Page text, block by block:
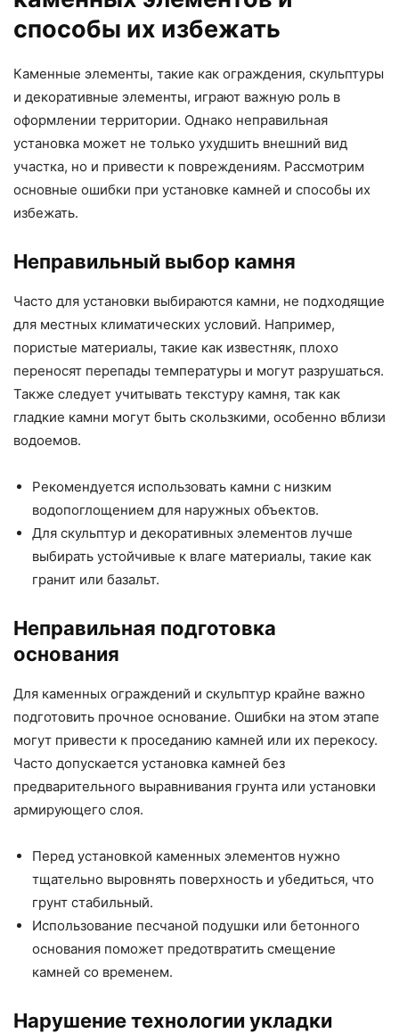
способы их избежать
Каменные элементы, такие как ограждения, скульптуры
и декоративные элементы, играют важную роль в
оформлении территории. Однако неправильная
установка может не только ухудшить внешний вид
участка, но и привести к повреждениям. Рассмотрим
основные ошибки при установке камней и способы их
избежать.
Неправильный выбор камня
Часто для установки выбираются камни, не подходящие
для местных климатических условий. Например,
пористые материалы, такие как известняк, плохо
переносят перепады температуры и могут разрушаться.
Также следует учитывать текстуру камня, так как
гладкие камни могут быть скользкими, особенно вблизи
водоемов.
Рекомендуется использовать камни с низким
водопоглощением для наружных объектов.
Для скульптур и декоративных элементов лучше
выбирать устойчивые к влаге материалы, такие как
гранит или базальт.
Неправильная подготовка
основания
Для каменных ограждений и скульптур крайне важно
подготовить прочное основание. Ошибки на этом этапе
могут привести к проседанию камней или их перекосу.
Часто допускается установка камней без
предварительного выравнивания грунта или установки
армирующего слоя.
Перед установкой каменных элементов нужно
тщательно выровнять поверхность и убедиться, что
грунт стабильный.
Использование песчаной подушки или бетонного
основания поможет предотвратить смещение
камней со временем.
Нарушение технологии укладки